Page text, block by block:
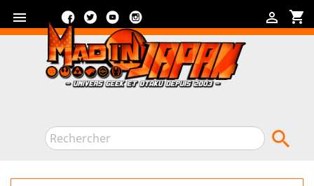
 shopping_cart

FacebookTwitterYouTube
